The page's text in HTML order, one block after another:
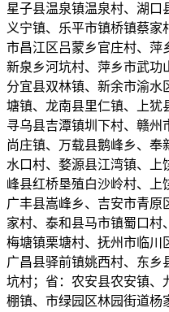
星子县温泉镇温泉村、湖口
义宁镇、乐平市镇桥镇蔡
市昌江区吕蒙乡官庄村、萍
新泉乡河坑村、萍乡市武功
分宜县双林镇、新余市渝水
塘镇、龙南县里仁镇、上犹
寻乌县吉潭镇圳下村、赣州
尚庄镇、万载县鹅峰乡、奉
水口村、婺源县江湾镇、上
峰县红桥垦殖白沙岭村、上
广丰县嵩峰乡、吉安市青原
家村、泰和县马市镇蜀口村
梅塘镇栗塘村、抚州市临川
广昌县驿前镇姚西村、东乡
坑村；省：农安县农安镇、
棚镇、市绿园区林园街道杨